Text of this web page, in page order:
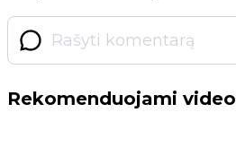
Rekomenduojami video